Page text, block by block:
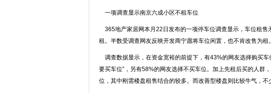
一项调查显示南京六成小区不租车位
365地产家居网本月22日发布的一项停车位调查显示，车位租
租。半数受调查网友反映开发商宁愿将车位闲置，也不肯改售为租。
调查数据显示，在资金宽裕的前提下，有43%的网友选择购买
要买车位”，另有58%的网友选择不买车位。加上先租后买的人群
位，其中刚需楼盘租售结合的较多。而改善型楼盘则比较牛气，不